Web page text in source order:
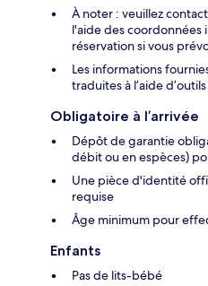
À noter : veuillez
l'aide des coordonnées
réservation si vous
Les informations
traduites à l’aide
Obligatoire à l’arrivée
Dépôt de garantie
débit ou en espèces)
Une pièce d'identité
requise
Âge minimum pour
Enfants
Pas de lits-bébé